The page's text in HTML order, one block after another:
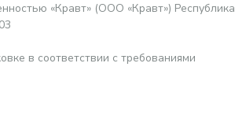
«Кравт» (ООО «Кравт») Республика
в соответствии с требованиями